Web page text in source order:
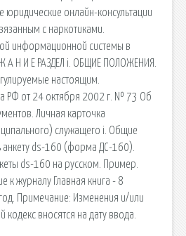
онлайн-консультации
с наркотиками.
информационной системы в
А Н И Е РАЗДЕЛ i. ОБЩИЕ ПОЛОЖЕНИЯ.
настоящим.
РФ от 24 октября 2002 г. № 73 Об
Личная карточка
служащего i. Общие
анкету ds-160 (форма ДС-160).
ds-160 на русском. Пример.
к журналу Главная книга - 8
Примечание: Изменения и/или
вносятся на дату ввода.